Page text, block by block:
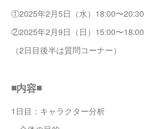
①2025年2月5日（水）18:00〜20:30
②2025年2月9日（日）15:00〜18:00
（2日目後半は質問コーナー）
◾️内容◾️
1日目：キャラクター分析